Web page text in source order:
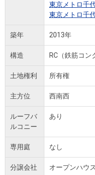
東京メトロ千
東京メトロ千
築年 2013年
構造 RC（鉄筋コン
土地権利 所有権
主方位 西南西
ルーフバ
ルコニー
あり
専用庭 なし
分譲会社 オープンハウ